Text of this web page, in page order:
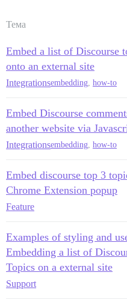
Тема
Embed a list of Discourse
onto an external site
Integrationsembedding, how-to
Embed Discourse
another website via
Integrationsembedding, how-to
Embed discourse top 3
Chrome Extension popup
Feature
Examples of styling and
Embedding a list of
Topics on a external site
Support